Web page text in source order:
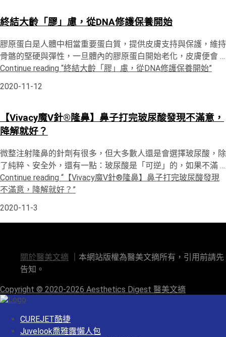
終結大齡「膠」慮，從DNA修護保養開始
膠原蛋白是人體中相當重要蛋白質，提供皮膚支持與保護，維持
骨骼的堅硬與彈性，一旦體內的膠原蛋白開始老化，皮膚便會 …
Continue reading “終結大齡「膠」慮，從DNA修護保養開始”
2020-11-12
【Vivacy魔V針®隆鼻】鼻子打完玻尿酸發現不滿意，
降解就好？
微整注射隆鼻的針劑有很多，但大多數人還是會選擇玻尿酸，除
了純粹、安全外，還有一點：玻尿酸是「可逆」的，如果不滿 …
Continue reading “【Vivacy魔V針®隆鼻】鼻子打完玻尿酸發現
不滿意，降解就好？”
2020-11-3
關於醫美文摘 ｜本網站版權為醫美文摘所有，引用前請先
告知。
Copyright © 2020-2026 Aesthetics Digest 醫美文摘
CUREJET酷捷
Juvelook喬雅露懶人包